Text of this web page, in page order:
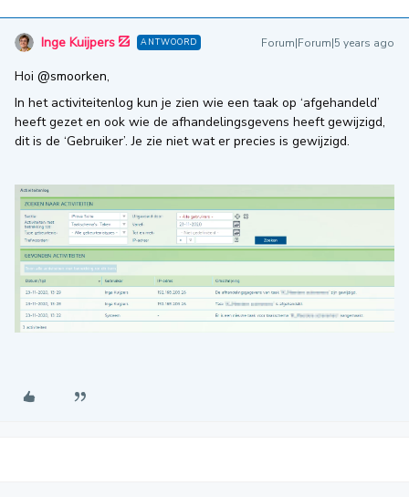
Inge Kuijpers ANTWOORD Forum|Forum|5 years ago
Hoi @smoorken,
In het activiteitenlog kun je zien wie een taak op ‘afgehandeld’
heeft gezet en ook wie de afhandelingsgevens heeft gewijzigd,
dit is de ‘Gebruiker’. Je zie niet wat er precies is gewijzigd.